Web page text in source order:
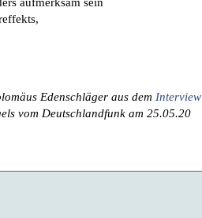
Edenschläger aus dem Interview
vom Deutschlandfunk am 25.05.20